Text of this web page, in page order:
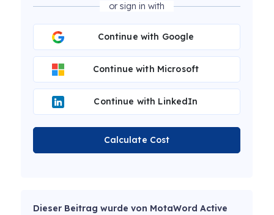
or sign in with
Continue with Google
Continue with Microsoft
Continue with LinkedIn
Calculate Cost
Dieser Beitrag wurde von MotaWord Active